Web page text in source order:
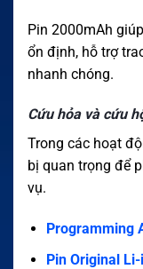
Pin 2000mAh
ổn định, hỗ trợ
nhanh chóng.
Cứu hỏa và cứu
Trong các hoạt
bị quan trọng để
vụ.
Programming
Pin Original